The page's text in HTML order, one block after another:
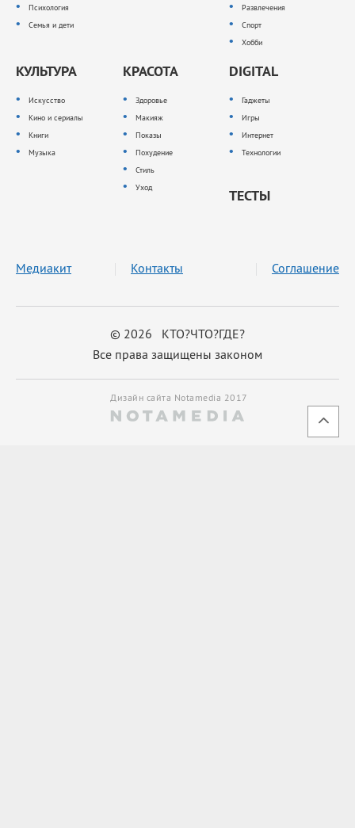
Психология
Семья и дети
Развлечения
Спорт
Хобби
КУЛЬТУРА
Искусство
Кино и сериалы
Книги
Музыка
КРАСОТА
Здоровье
Макияж
Показы
Похудение
Стиль
Уход
DIGITAL
Гаджеты
Игры
Интернет
Технологии
ТЕСТЫ
© 2026 КТО?ЧТО?ГДЕ?
Все права защищены законом
Медиакит Контакты Соглашение
Дизайн сайта Notamedia 2017